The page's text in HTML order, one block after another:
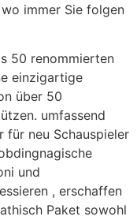
immer Sie folgen
50 renommierten
einzigartige
über 50
umfassend
für neu Schauspieler
und
, erschaffen
Paket sowohl